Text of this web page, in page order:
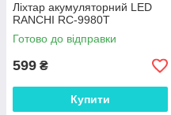
Ліхтар акумуляторний LED
RANCHI RC-9980T
Готово до відправки
599 ₴
Купити